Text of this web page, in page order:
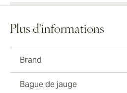
Plus d'informations
Brand
Bague de jauge